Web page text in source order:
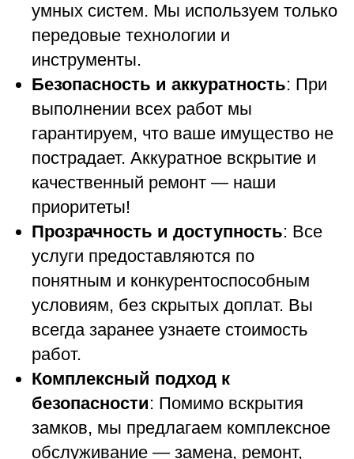
умных систем. Мы используем только
передовые технологии и
инструменты.
Безопасность и аккуратность: При
выполнении всех работ мы
гарантируем, что ваше имущество не
пострадает. Аккуратное вскрытие и
качественный ремонт — наши
приоритеты!
Прозрачность и доступность: Все
услуги предоставляются по
понятным и конкурентоспособным
условиям, без скрытых доплат. Вы
всегда заранее узнаете стоимость
работ.
Комплексный подход к
безопасности: Помимо вскрытия
замков, мы предлагаем комплексное
обслуживание — замена, ремонт,